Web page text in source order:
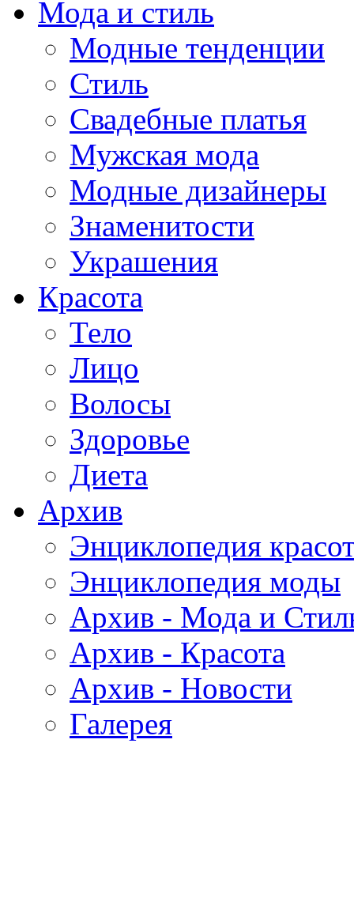
Мода и стиль
Модные тенденции
Стиль
Свадебные платья
Мужская мода
Модные дизайнеры
Знаменитости
Украшения
Красота
Тело
Лицо
Волосы
Здоровье
Диета
Архив
Энциклопедия
Энциклопедия моды
Архив - Мода и
Архив - Красота
Архив - Новости
Галерея